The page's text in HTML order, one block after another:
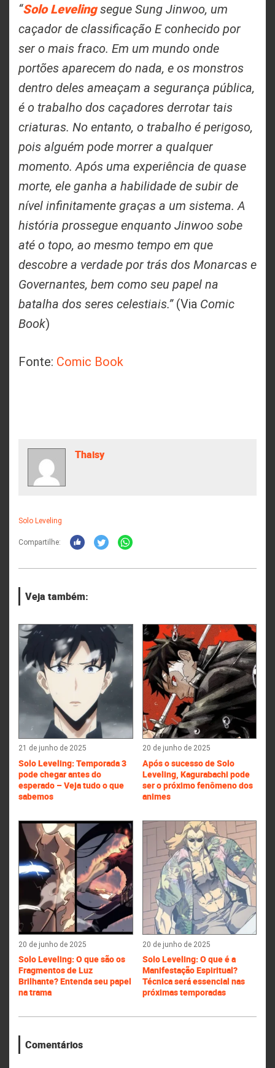
“Solo Leveling segue Sung Jinwoo, um
caçador de classificação E conhecido por
ser o mais fraco. Em um mundo onde
portões aparecem do nada, e os monstros
dentro deles ameaçam a segurança pública,
é o trabalho dos caçadores derrotar tais
criaturas. No entanto, o trabalho é perigoso,
pois alguém pode morrer a qualquer
momento. Após uma experiência de quase
morte, ele ganha a habilidade de subir de
nível infinitamente graças a um sistema. A
história prossegue enquanto Jinwoo sobe
até o topo, ao mesmo tempo em que
descobre a verdade por trás dos Monarcas e
Governantes, bem como seu papel na
batalha dos seres celestiais.”(Via Comic
Book)
Fonte: Comic Book
Thaisy
Solo Leveling
Compartilhe:
Veja também:
21 de junho de 2025
Solo Leveling: Temporada 3
pode chegar antes do
esperado – Veja tudo o que
sabemos
20 de junho de 2025
Após o sucesso de Solo
Leveling, Kagurabachi pode
ser o próximo fenômeno dos
animes
20 de junho de 2025
Solo Leveling: O que são os
Fragmentos de Luz
Brilhante? Entenda seu papel
na trama
20 de junho de 2025
Solo Leveling: O que é a
Manifestação Espiritual?
Técnica será essencial nas
próximas temporadas
Comentários